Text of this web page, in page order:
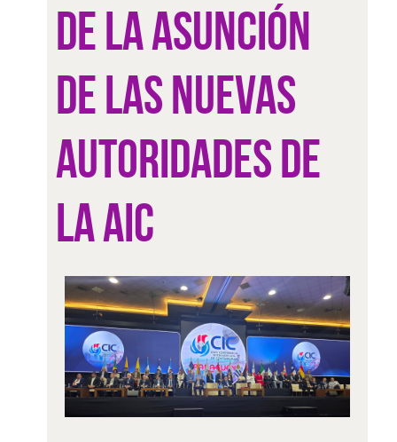
DE LA ASUNCIÓN
DE LAS NUEVAS
AUTORIDADES DE
LA AIC